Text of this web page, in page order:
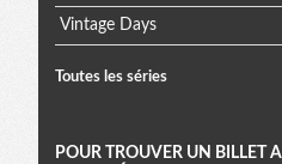
Vintage Days
Toutes les séries
POUR TROUVER UN BILLET